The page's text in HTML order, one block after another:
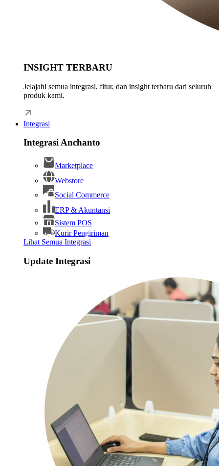
INSIGHT TERBARU
Jelajahi semua integrasi, fitur, dan insight terbaru dari seluruh
produk kami.
Integrasi
Integrasi Anchanto
Marketplace
Webstore
Social Commerce
ERP & Akuntansi
Sistem POS
Kurir Pengiriman
Lihat Semua Integrasi
Update Integrasi